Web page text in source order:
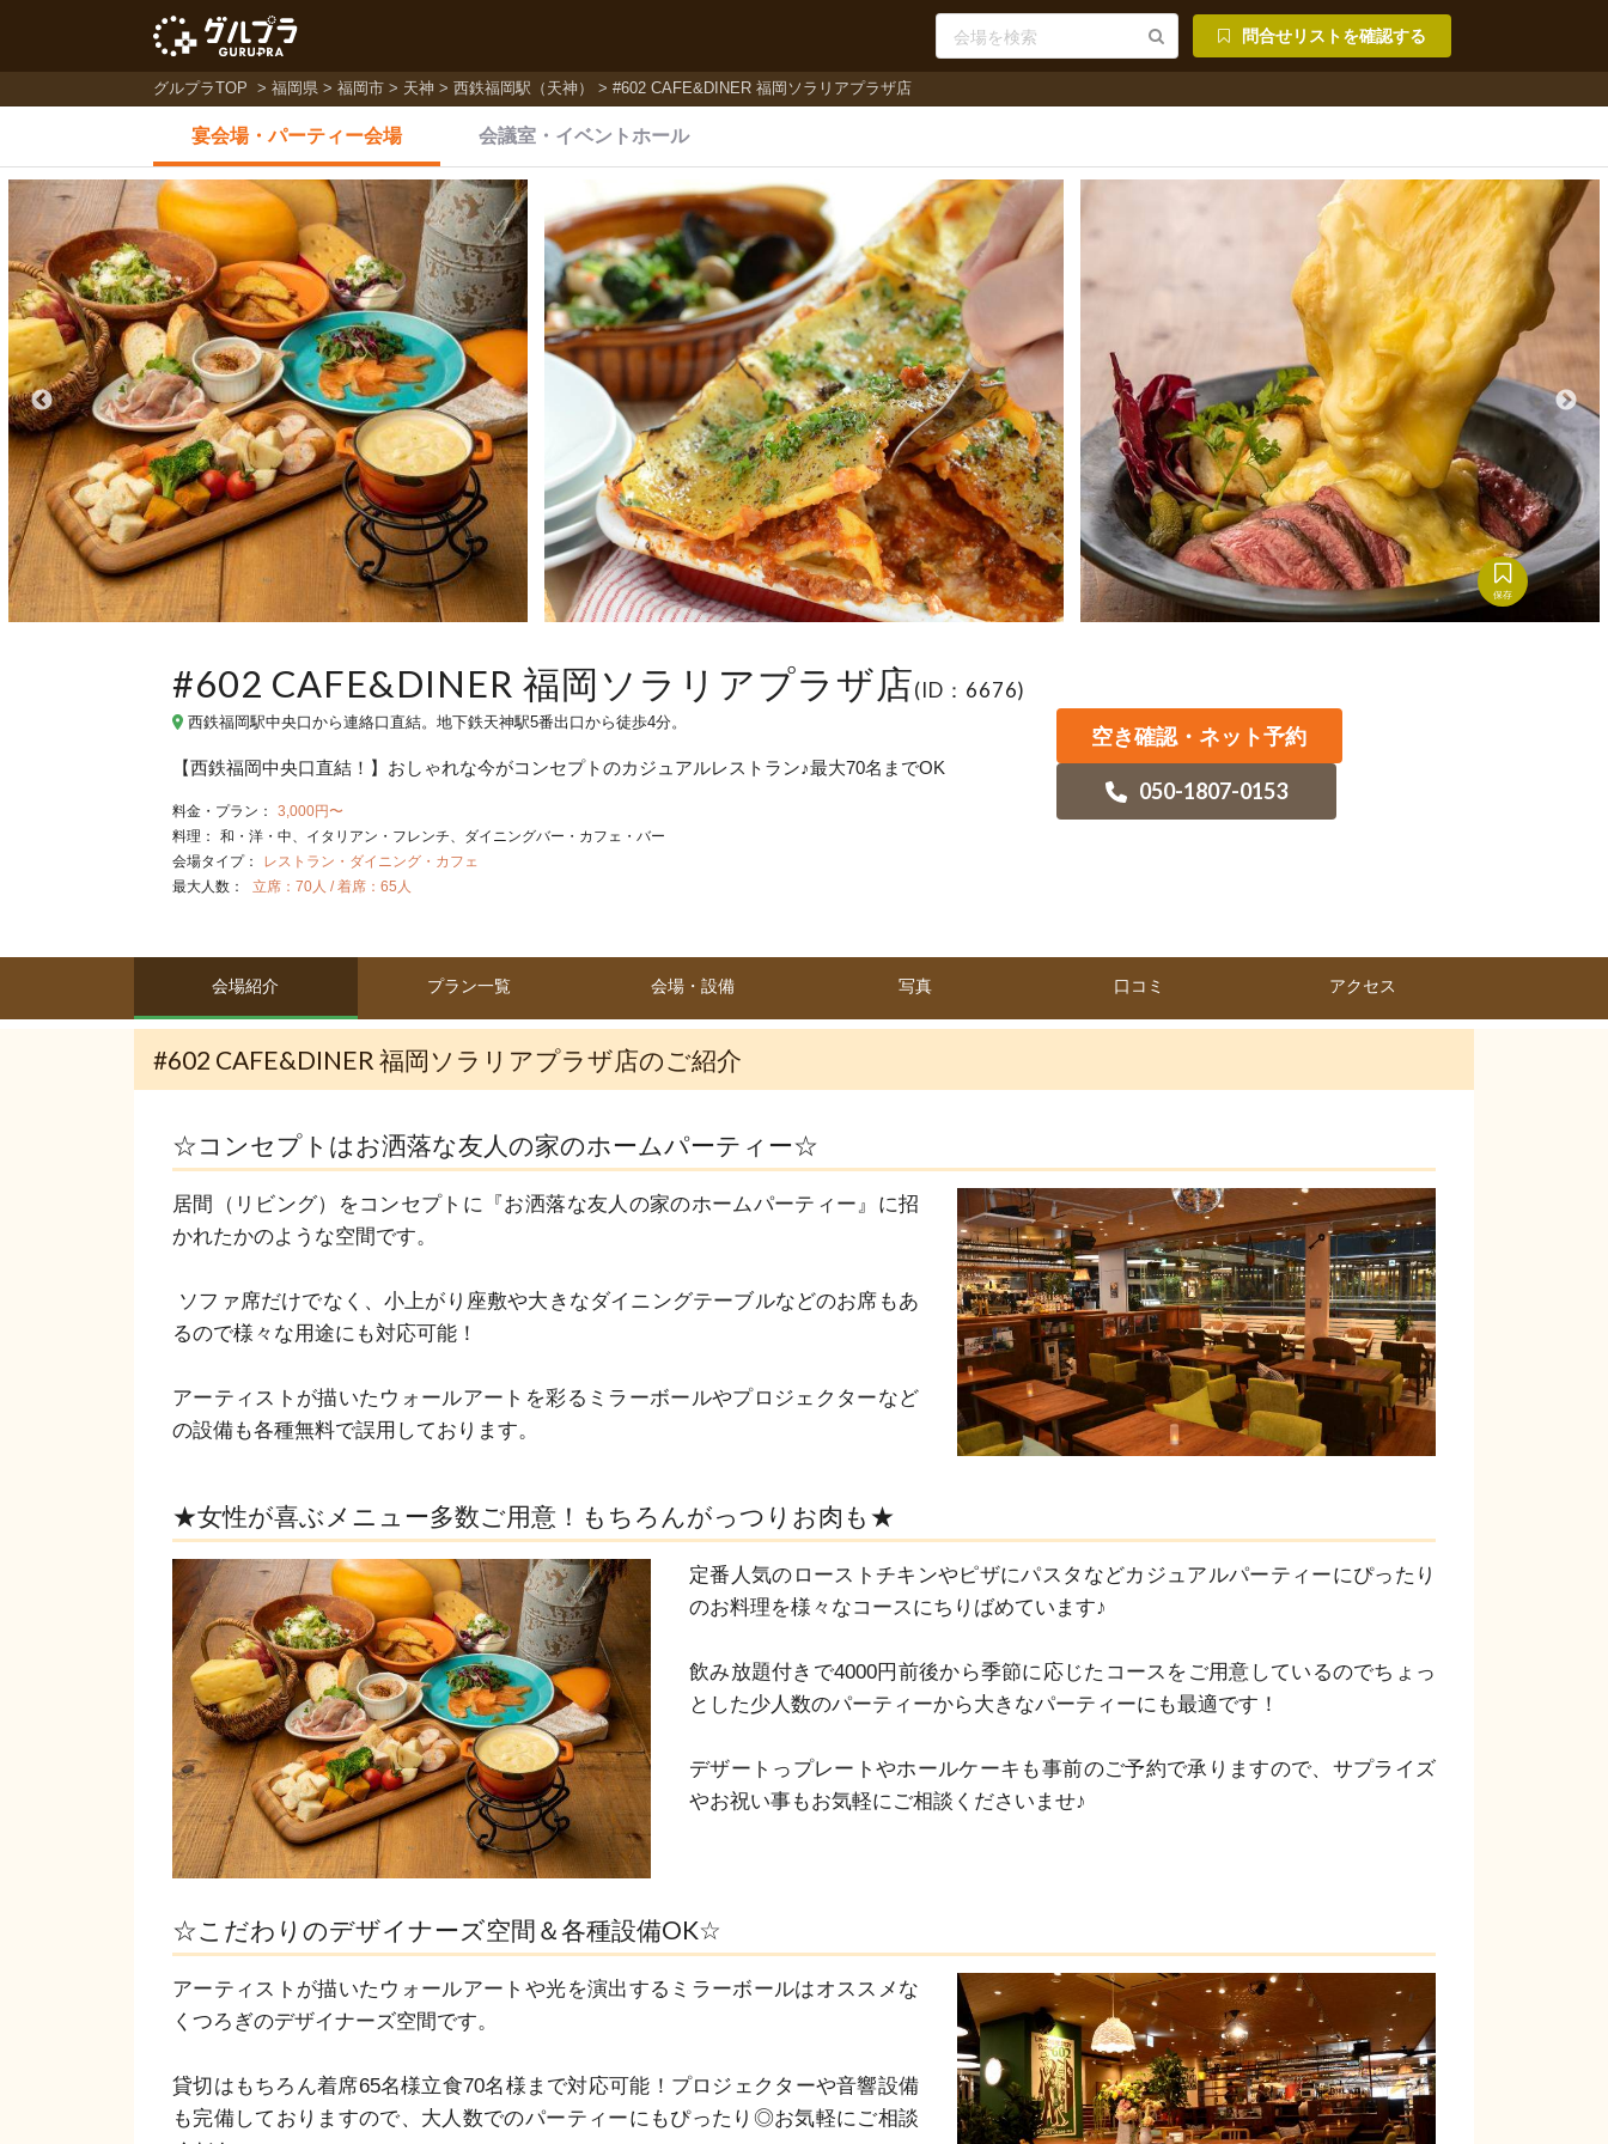
問合せリストを確認する
グルプラTOP 福岡県 福岡市 天神 西鉄福岡駅（天神） #602 CAFE&DINER 福岡ソラリアプラザ店
宴会場・パーティー会場 会議室・ イベントホール
保存
#602 CAFE&DINER 福岡ソラリアプラザ店(ID：6676)
西鉄福岡駅中央口から連絡口直結。地下鉄天神駅5番出口から徒歩4分。
【西鉄福岡中央口直結！】おしゃれな今がコンセプトのカジュアルレストラン♪最大70名までOK
料金・プラン：
3,000円〜
料理：
和・洋・中 イタリアン・フレンチ
ダイニングバー・カフェ・バー
会場タイプ：
レストラン・ダイニング・カフェ
最大人数：
立席：70人 / 着席：65人
空き確認・ネット予約
050-1807-0153
会場紹介 プラン一覧 会場・設備 写真 口コミ アクセス
#602 CAFE&DINER 福岡ソラリアプラザ店のご紹介
☆コンセプトはお洒落な友人の家のホームパーティー☆
居間（リビング）をコンセプトに『お洒落な友人の家のホームパーティー』に招
かれたかのような空間です。
るので様々な用途にも対応可能！
アーティストが描いたウォールアートを彩るミラーボールやプロジェクターなど
の設備も各種無料で誤用しております。
★女性が喜ぶメニュー多数ご用意！もちろんがっつりお肉も★
定番人気のローストチキンやピザにパスタなどカジュアルパーティーにぴったり
のお料理を様々なコースにちりばめています♪
飲み放題付きで4000円前後から季節に応じたコースをご用意しているのでちょっ
とした少人数のパーティーから大きなパーティーにも最適です！
デザートっプレートやホールケーキも事前のご予約で承りますので、サプライズ
やお祝い事もお気軽にご相談くださいませ♪
☆こだわりのデザイナーズ空間＆各種設備OK☆
アーティストが描いたウォールアートや光を演出するミラーボールはオススメな
くつろぎのデザイナーズ空間です。
貸切はもちろん着席65名様立食70名様まで対応可能！プロジェクターや音響設備
も完備しておりますので、大人数でのパーティーにもぴったり◎お気軽にご相談